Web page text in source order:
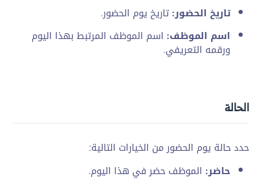
تاريخ الحضور: تاريخ يوم الحضور.
اسم الموظف: اسم الموظف المرتبط بهذا اليوم
ورقمه التعريفي.
الحالة
حددحالة يوم الحضورمن الخيارات التالية:
حاضر: الموظف حضرفي هذا اليوم.